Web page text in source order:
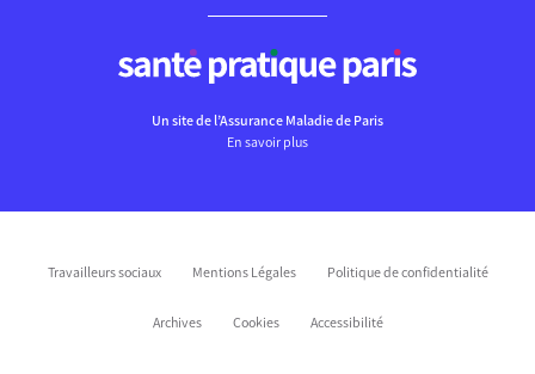
Un site de l’Assurance Maladie de Paris
En savoir plus
Travailleurs sociaux Mentions Légales Politique de confidentialité
Archives Cookies Accessibilité